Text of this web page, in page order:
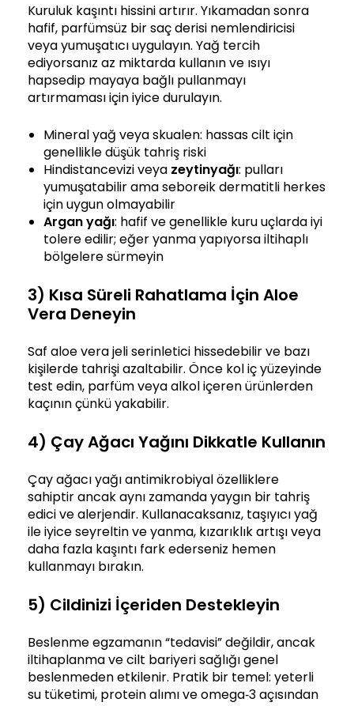
Kuruluk kaşıntı hissini artırır. Yıkamadan sonra
hafif, parfümsüz bir saç derisi nemlendiricisi
veya yumuşatıcı uygulayın. Yağ tercih
ediyorsanız az miktarda kullanın ve ısıyı
hapsedip mayaya bağlı pullanmayı
artırmaması için iyice durulayın.
Mineral yağ veya skualen: hassas cilt için
genellikle düşük tahriş riski
Hindistancevizi veya zeytinyağı: pulları
yumuşatabilir ama seboreik dermatitli herkes
için uygun olmayabilir
Argan yağı: hafif ve genellikle kuru uçlarda iyi
tolere edilir; eğer yanma yapıyorsa iltihaplı
bölgelere sürmeyin
3) Kısa Süreli Rahatlama İçin Aloe
Vera Deneyin
Saf aloe vera jeli serinletici hissedebilir ve bazı
kişilerde tahrişi azaltabilir. Önce kol iç yüzeyinde
test edin, parfüm veya alkol içeren ürünlerden
kaçının çünkü yakabilir.
4) Çay Ağacı Yağını Dikkatle Kullanın
Çay ağacı yağı antimikrobiyal özelliklere
sahiptir ancak aynı zamanda yaygın bir tahriş
edici ve alerjendir. Kullanacaksanız, taşıyıcı yağ
ile iyice seyreltin ve yanma, kızarıklık artışı veya
daha fazla kaşıntı fark ederseniz hemen
kullanmayı bırakın.
5) Cildinizi İçeriden Destekleyin
Beslenme egzamanın “tedavisi” değildir, ancak
iltihaplanma ve cilt bariyeri sağlığı genel
beslenmeden etkilenir. Pratik bir temel: yeterli
su tüketimi, protein alımı ve omega‑3 açısından